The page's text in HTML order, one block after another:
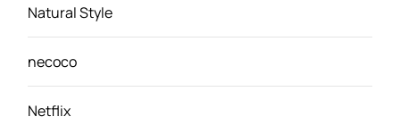
Natural Style
necoco
Netflix